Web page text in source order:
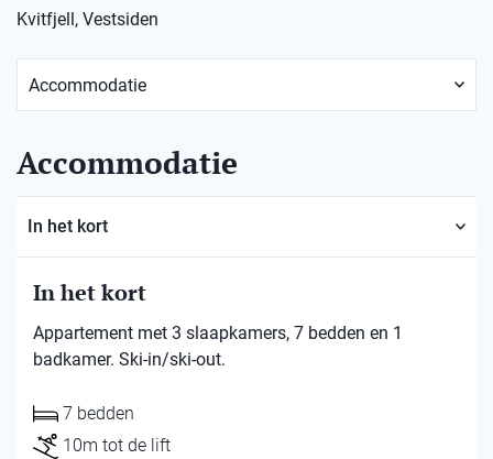
Kvitfjell, Vestsiden
Accommodatie
In het kort
In het kort
Appartement met 3 slaapkamers, 7 bedden en 1
badkamer. Ski-in/ski-out.
7 bedden
10m tot de lift